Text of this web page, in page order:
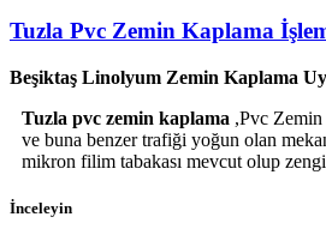
Tuzla Pvc Zemin Kaplama
Beşiktaş Linolyum Zemin Kaplama
Tuzla pvc zemin kaplama ,Pvc Zemin
ve buna benzer trafiği yoğun olan
mikron filim tabakası mevcut olup
İnceleyin